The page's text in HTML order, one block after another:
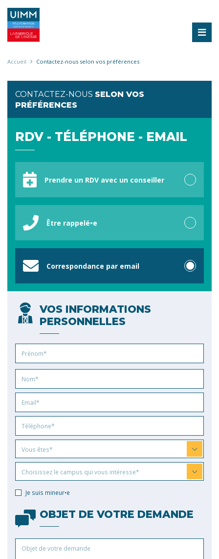
contenu
principal
Fil
Accueil Contactez-nous selon vos préférences
CONTACTEZ-NOUS SELON VOS
PRÉFÉRENCES
RDV - TÉLÉPHONE - EMAIL
préférencePrendre un RDV avec un conseiller
Être rappelé•e
Correspondance par email
VOS INFORMATIONS
PERSONNELLES
êtes
Vous êtes*
qui
intéresse
Choisissez le campus qui vous intéresse*
Je suis mineur•e
OBJET DE VOTRE DEMANDE
de